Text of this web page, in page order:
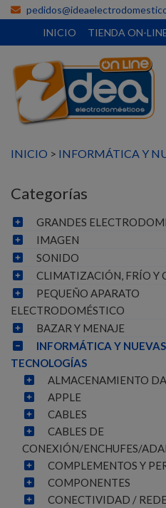
INICIO
TIENDA ON-
INICIO > INFORMÁTICA Y
Categorías
GRANDES
IMAGEN
SONIDO
CLIMATIZACIÓN, FRÍO Y
PEQUEÑO APARATO
ELECTRODOMÉSTICO
BAZAR Y MENAJE
INFORMÁTICA Y NUEVAS
TECNOLOGÍAS
ALMACENAMIENTO
APPLE
CABLES
CABLES DE
CONEXIÓN/ENCHUFES/
COMPLEMENTOS Y
COMPONENTES
CONECTIVIDAD /